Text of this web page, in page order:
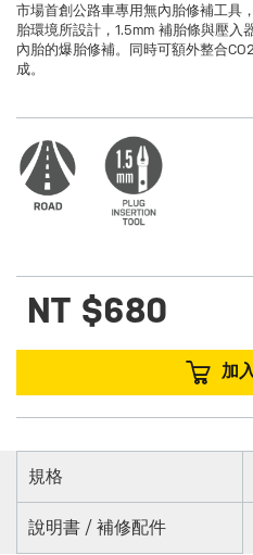
市場首創公路車專用無內胎修補工具
胎環境所設計，1.5mm 補胎條與壓
內胎的爆胎修補。同時可額外整合
成。
NT $680
加
規格
說明書 / 補修配件